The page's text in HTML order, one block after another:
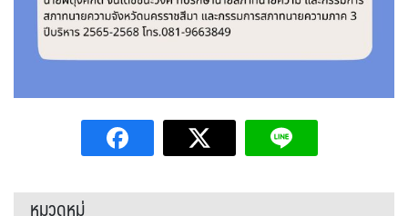
หมวดหมู่